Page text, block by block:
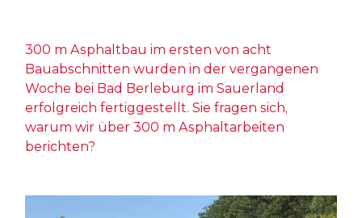
300 m Asphaltbau im ersten von acht
Bauabschnitten wurden in der vergangenen
Woche bei Bad Berleburg im Sauerland
erfolgreich fertiggestellt. Sie fragen sich,
warum wir über 300 m Asphaltarbeiten
berichten?